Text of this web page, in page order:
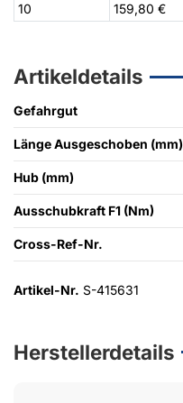
10
159,80 €
Artikeldetails
Gefahrgut
Länge Ausgeschoben (mm)
Hub (mm)
Ausschubkraft F1 (Nm)
Cross-Ref-Nr.
Artikel-Nr. S-415631
Herstellerdetails